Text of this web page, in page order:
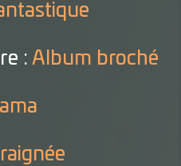
: Album broché